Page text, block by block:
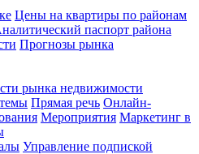
Цены на квартиры по районам
паспорт района
Прогнозы рынка
рынка недвижимости
Прямая речь Онлайн-
Мероприятия Маркетинг в
Управление подпиской